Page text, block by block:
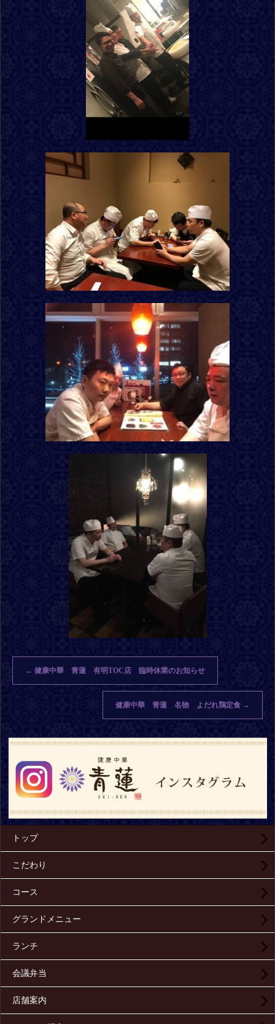
← 健康中華 青蓮 有明TOC店 臨時休業のお知らせ
健康中華 青蓮 名物 よだれ鶏定食 →
トップ
こだわり
コース
グランドメニュー
ランチ
会議弁当
店舗案内